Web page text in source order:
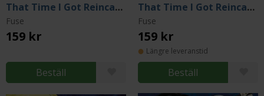
That Time I Got Reincarnated as a Slime 16
Fuse
159 kr
Beställ
That Time I Got Reincarnated as a Slime 12
Fuse
159 kr
Längre leveranstid
Beställ